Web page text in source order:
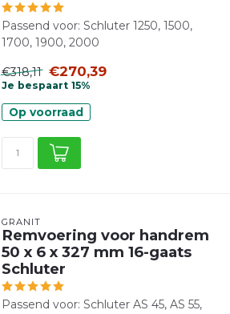
Passend voor: Schluter 1250, 1500,
1700, 1900, 2000
€318,11 €270,39
Je bespaart 15%
Op voorraad
GRANIT
Remvoering voor handrem
50 x 6 x 327 mm 16-gaats
Schluter
Passend voor: Schluter AS 45, AS 55,